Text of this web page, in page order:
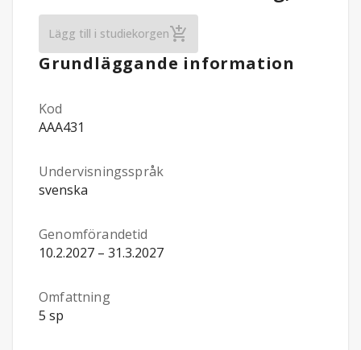
Lägg till i studiekorgenExistentialism (Öpu, nätkurs med
Grundläggande information
Kod
AAA431
Undervisningsspråk
svenska
Genomförandetid
10.2.2027 – 31.3.2027
Omfattning
5 sp